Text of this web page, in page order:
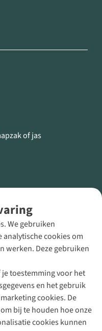
We gebruiken
cookies om
werken. Deze gebruiken
je toestemming voor het
en het gebruik
cookies. De
bij te houden hoe onze
cookies kunnen
of jas